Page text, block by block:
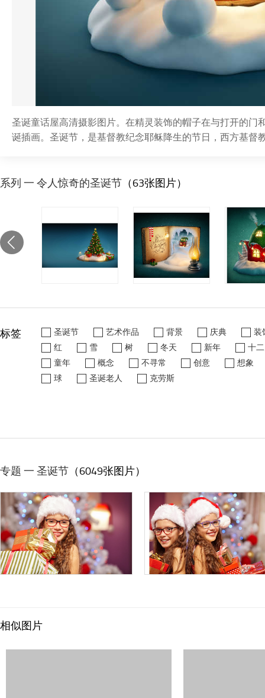
圣诞童话屋高清摄影图片。在精灵装饰的帽子在与打开的
诞插画。圣诞节，是基督教纪念耶稣降生的节日，西方基督
系列 一 令人惊奇的圣诞节 （63张图片）
标签 圣诞节 艺术作品 背景 庆典
装
红
雪 树 冬天 新年
十
童年
概念 不寻常 创意
想象
球
圣诞老人 克劳斯
专题 一 圣诞节 （6049张图片）
相似图片